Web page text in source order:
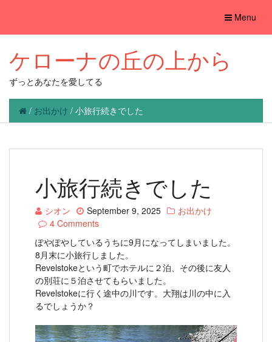
Toggle
Menu
ケローナの丘の上から
ずっとあなたを愛してる
/ お出かけ / 小旅行続きでした
小旅行続きでした
シオン September 9, 2025
お出かけ
4 Comments
ぽやぽやしているうちに9月になってしまいました。
8月末に小旅行しました。
Revelstokeという町でホテルに２泊、その後に友人
の別荘に５泊させてもらいました。
Revelstokeに行く途中の川です。大翔は川の中に入
るでしょうか？